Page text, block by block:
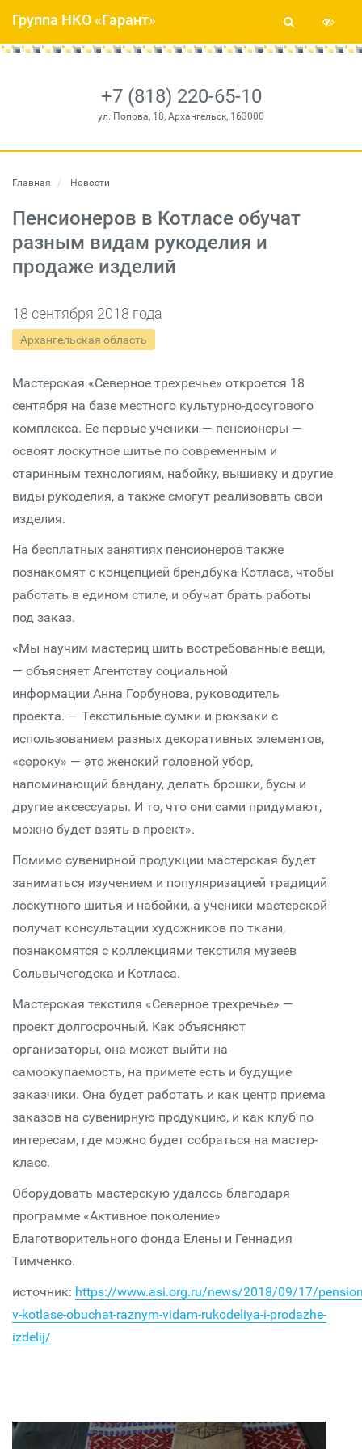
+7 (818) 220-65-10
ул. Попова, 18, Архангельск, 163000
Группа НКО «Гарант»
Главная Новости
Пенсионеров в Котласе обучат
разным видам рукоделия и
продаже изделий
18 сентября 2018 года
Архангельская область
Мастерская «Северное трехречье» откроется 18
сентября на базе местного культурно-досугового
комплекса. Ее первые ученики — пенсионеры —
освоят лоскутное шитье по современным и
старинным технологиям, набойку, вышивку и другие
виды рукоделия, а также смогут реализовать свои
изделия.
На бесплатных занятиях пенсионеров также
познакомят с концепцией брендбука Котласа, чтобы
работать в едином стиле, и обучат брать работы
под заказ.
«Мы научим мастериц шить востребованные вещи,
— объясняет Агентству социальной
информации Анна Горбунова, руководитель
проекта. — Текстильные сумки и рюкзаки с
использованием разных декоративных элементов,
«сороку» — это женский головной убор,
напоминающий бандану, делать брошки, бусы и
другие аксессуары. И то, что они сами придумают,
можно будет взять в проект».
Помимо сувенирной продукции мастерская будет
заниматься изучением и популяризацией традиций
лоскутного шитья и набойки, а ученики мастерской
получат консультации художников по ткани,
познакомятся с коллекциями текстиля музеев
Сольвычегодска и Котласа.
Мастерская текстиля «Северное трехречье» —
проект долгосрочный. Как объясняют
организаторы, она может выйти на
самоокупаемость, на примете есть и будущие
заказчики. Она будет работать и как центр приема
заказов на сувенирную продукцию, и как клуб по
интересам, где можно будет собраться на мастер-
класс.
Оборудовать мастерскую удалось благодаря
программе «Активное поколение»
Благотворительного фонда Елены и Геннадия
Тимченко.
источник: https://www.asi.org.ru/news/2018/09/17/
v-kotlase-obuchat-raznym-vidam-rukodeliya-i-prodazhe-
izdelij/